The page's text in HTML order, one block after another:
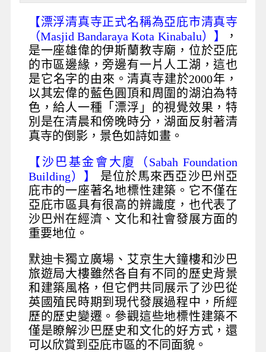
【漂浮清真寺正式名稱為亞庇市清真寺
（Masjid Bandaraya Kota Kinabalu）】
，
是一座雄偉的伊斯蘭教寺廟，位於亞庇
的市區邊緣，旁邊有一片人工湖，這也
是它名字的由來。清真寺建於2000年，
以其宏偉的藍色圓頂和周圍的湖泊為特
色，給人一種「漂浮」的視覺效果，特
別是在清晨和傍晚時分，湖面反射著清
真寺的倒影，景色如詩如畫。
【沙巴基金會大廈（Sabah Foundation
Building）】
是位於馬來西亞沙巴州亞
庇市的一座著名地標性建築。它不僅在
亞庇市區具有很高的辨識度，也代表了
沙巴州在經濟、文化和社會發展方面的
重要地位。
默迪卡獨立廣場、艾京生大鐘樓和沙巴
旅遊局大樓雖然各自有不同的歷史背景
和建築風格，但它們共同展示了沙巴從
英國殖民時期到現代發展過程中，所經
歷的歷史變遷。參觀這些地標性建築不
僅是瞭解沙巴歷史和文化的好方式，還
可以欣賞到亞庇市區的不同面貌。